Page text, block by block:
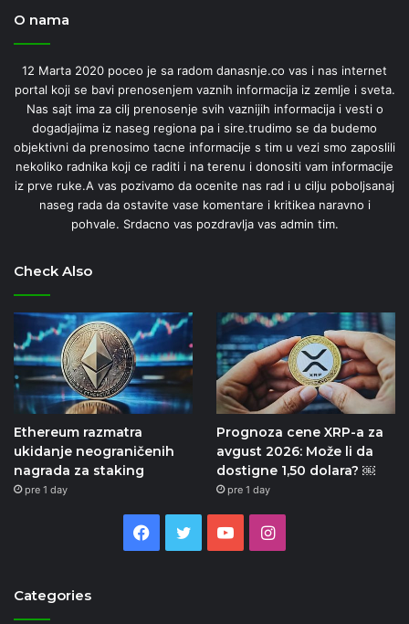
O nama
12 Marta 2020 poceo je sa radom danasnje.co vas i nas internet
portal koji se bavi prenosenjem vaznih informacija iz zemlje i sveta.
Nas sajt ima za cilj prenosenje svih vaznijih informacija i vesti o
dogadjajima iz naseg regiona pa i sire.trudimo se da budemo
objektivni da prenosimo tacne informacije s tim u vezi smo zaposlili
nekoliko radnika koji ce raditi i na terenu i donositi vam informacije
iz prve ruke.A vas pozivamo da ocenite nas rad i u cilju poboljsanaj
naseg rada da ostavite vase komentare i kritikea naravno i
pohvale. Srdacno vas pozdravlja vas admin tim.
Check Also
Ethereum razmatra
ukidanje neograničenih
nagrada za staking
pre 1 day
Prognoza cene XRP-a za
avgust 2026: Može li da
dostigne 1,50 dolara? ￼
pre 1 day
Facebook
TwitterYouTubeInstagram
Categories